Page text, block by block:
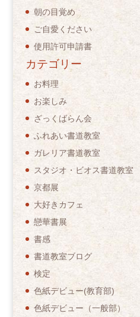
朝の目覚め
ご自愛ください
使用許可申請書
カテゴリー
お料理
お楽しみ
ざっくばらん会
ふれあい書道教室
ガレリア書道教室
スタジオ・ビオス書道教室
京都展
大好きカフェ
戀華書展
書感
書道教室ブログ
検定
色紙デビュー(教育部)
色紙デビュー（一般部）